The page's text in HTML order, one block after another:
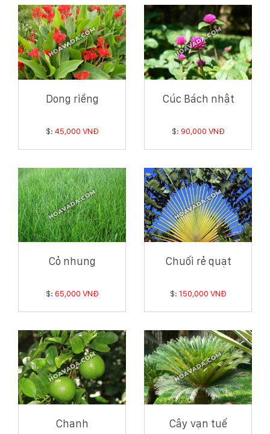
Dong riềng
$: 45,000 VNĐ
Cúc Bách nhật
$: 90,000 VNĐ
Cỏ nhung
$: 65,000 VNĐ
Chuối rẻ quạt
$: 150,000 VNĐ
Chanh Cây vạn tuế